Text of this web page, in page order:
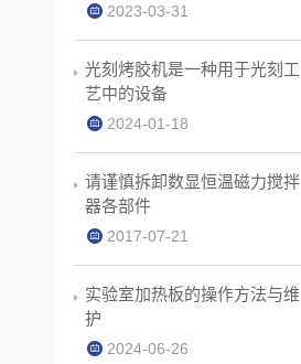
2023-03-31
光刻烤胶机是一种用于光刻工
艺中的设备
2024-01-18
请谨慎拆卸数显恒温磁力搅拌
器各部件
2017-07-21
实验室加热板的操作方法与维
护
2024-06-26